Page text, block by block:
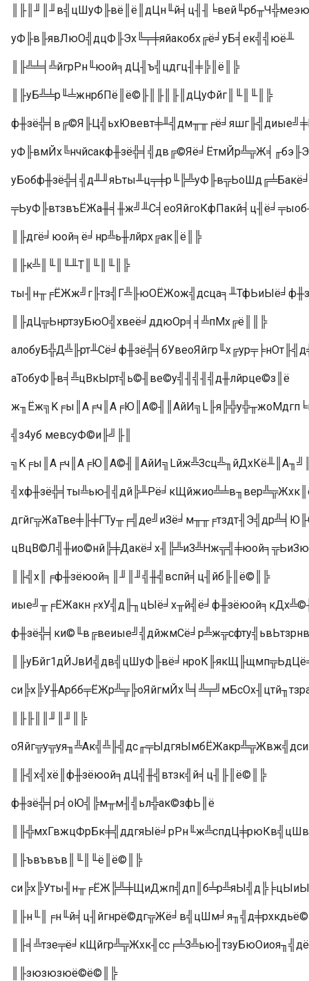
уФ╟в╟явЛюО╣дцФ╟Эх╚╤╪яйакобх╔ё╛уБ╡ек╣╣юё╨
║╟╩╧╡╩йгрРн╙юой╕дЦ╢ъ╣цдгц╢╪╠║ё║╠
║╟уБ╩╧р╙╧жнрбПё║ё©╟║╟║╟║дЦуФйг║╙║╙║╠
║╟дгё╛юой╕ё╛нр╩ь╫лйрх╔ак║ё║╠
║╟к╩║╙║╙╨Т║╙║╙║╠
║╟дЦ╦ЬнртзуБюО╣хвеё╛ддюОр╡╡╩пМх╔ё║║╠
аТобуФ╟в╡╩цВкЫрт╣ь©╢ве©у╣╢╣╢╣д╫лйрце©з║ё
╣з4уб мевсуФ©и╟╝╟║
║╟╣х║╒ф╫зёюой╕║╜║╜╣╫╣вспй╡ц╢йб╟║ё©║╠
║╟╟║║╜║╜║╠
║╟╣х╣хё║ф╫зёюой╕дЦ╣╫╣втзк╣й╡ц╢╟║ё©║╠
ф╫зё╬╡р╡оЮ╣╠м╥м╢╣ьл╬ак©зфЬ║ё
║╟ъвъвъв║╙║╙ё║ё©║╠
║╟зюзюзюё©ё©║╠